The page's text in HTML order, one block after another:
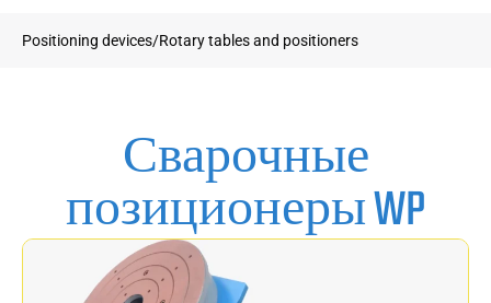
Positioning devices/Rotary tables and positioners
Сварочные
позиционеры WP